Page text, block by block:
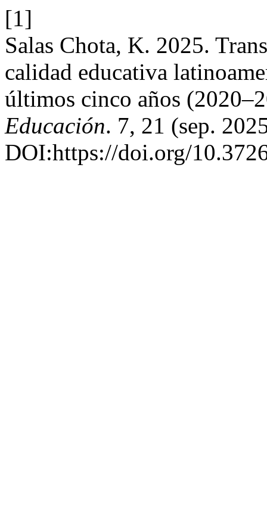
[1]
Salas Chota, K. 2025.
calidad educativa
últimos cinco años
Educación. 7, 21 (sep.
DOI:https://doi.org/